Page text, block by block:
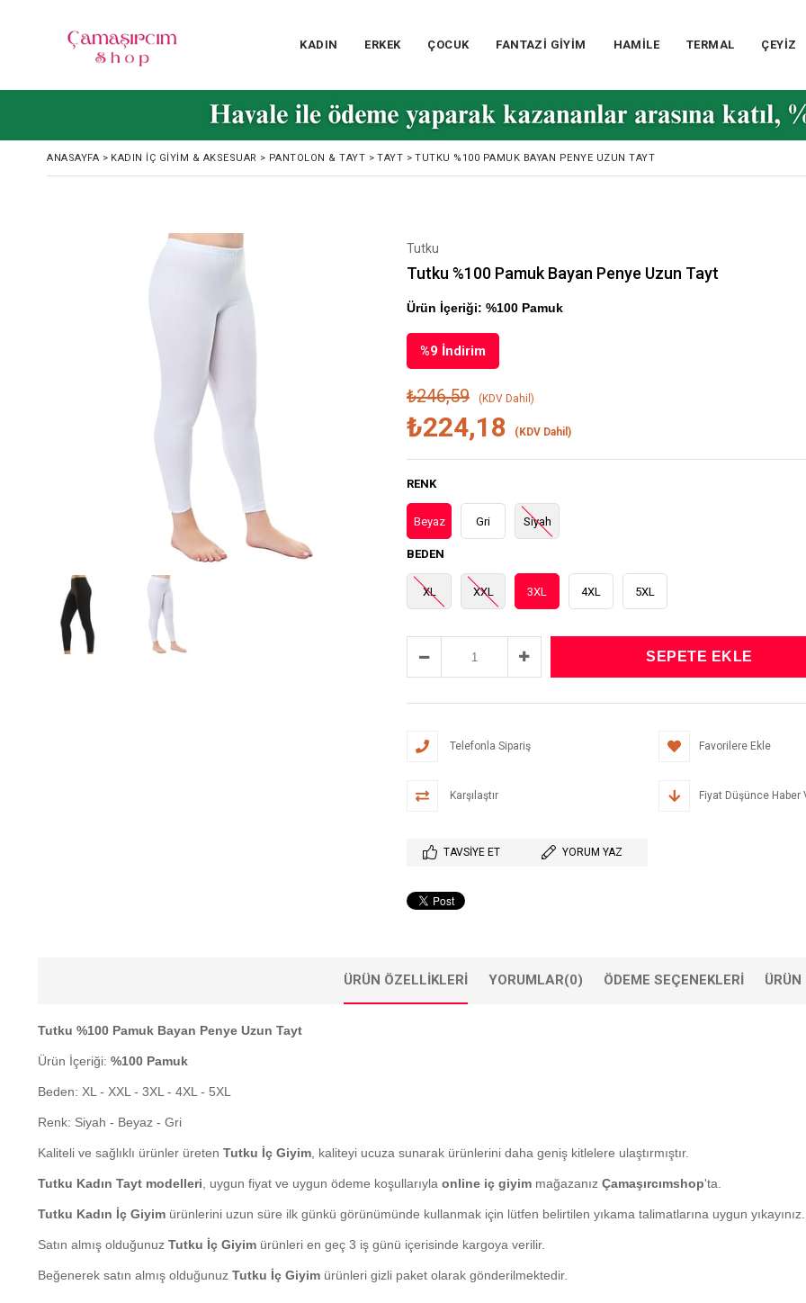
KADIN ERKEK ÇOCUK FANTAZİ GİYİM HAMİLE TERMAL ÇEYİZ
ANASAYFA > KADIN İÇ GIYIM & AKSESUAR > PANTOLON & TAYT > TAYT > TUTKU %100 PAMUK BAYAN PENYE UZUN TAYT
Tutku
Tutku %100 Pamuk Bayan Penye Uzun Tayt
Ürün İçeriği: %100 Pamuk
%9 İndirim
₺246,59 (KDV Dahil)
₺224,18 (KDV Dahil)
RENK
Beyaz Gri Siyah
BEDEN
XL XXL 3XL 4XL 5XL
Telefonla Sipariş Favorilere Ekle
Karşılaştır Fiyat Düşünce Haber
TAVSIYE ET YORUM YAZ
ÜRÜN ÖZELLIKLERI YORUMLAR(0) ÖDEME SEÇENEKLERI ÜRÜN
Tutku %100 Pamuk Bayan Penye Uzun Tayt
Ürün İçeriği: %100 Pamuk
Beden: XL - XXL - 3XL - 4XL - 5XL
Renk: Siyah - Beyaz - Gri
Kaliteli ve sağlıklı ürünler üreten Tutku İç Giyim , kaliteyi ucuza sunarak ürünlerini daha geniş kitlelere ulaştırmıştır.
Tutku Kadın Tayt modelleri , uygun fiyat ve uygun ödeme koşullarıyla online iç giyim mağazanız Çamaşırcımshop'ta.
Tutku Kadın İç Giyim ürünlerini uzun süre ilk günkü görünümünde kullanmak için lütfen belirtilen yıkama talimatlarına uygun yıkayınız.
Satın almış olduğunuz Tutku İç Giyim ürünleri en geç 3 iş günü içerisinde kargoya verilir.
Beğenerek satın almış olduğunuz Tutku İç Giyim ürünleri gizli paket olarak gönderilmektedir.